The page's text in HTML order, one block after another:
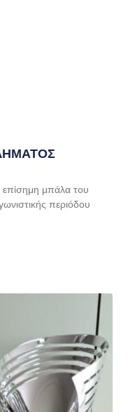
μπάλα του
περιόδου